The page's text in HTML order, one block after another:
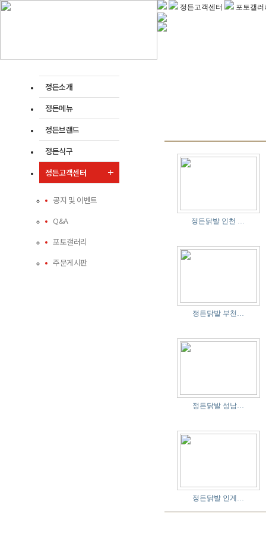
정든소개
정든메뉴
정든브랜드
정든식구
정든고객센터
공지 및 이벤트
Q&A
포토갤러리
주문게시판
정든고객센터 포토갤러
정든닭발 인천 …
정든닭발 부천…
정든닭발 성남…
정든닭발 인계…